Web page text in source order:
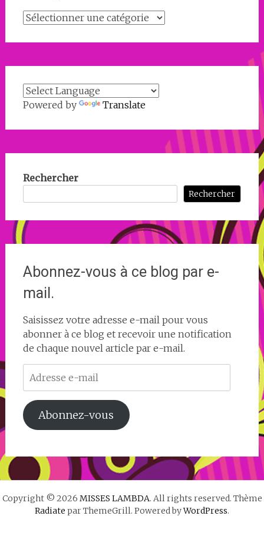
Catégories
Powered by Translate
Rechercher
Rechercher
Abonnez-vous à ce blog par e-
mail.
Saisissez votre adresse e-mail pour vous
abonner à ce blog et recevoir une notification
de chaque nouvel article par e-mail.
Adresse
e-
mail
Abonnez-vous
Copyright © 2026 MISSES LAMBDA. All rights reserved. Thème
Radiate par ThemeGrill. Powered byWordPress.